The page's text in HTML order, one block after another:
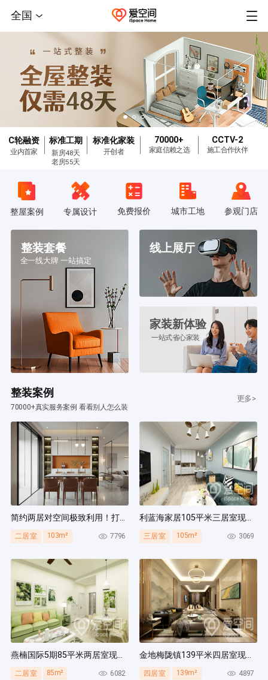
全国
C轮融资
业内首家
标准工期
新房48天
老房55天
标准化家装
开创者
70000+
家庭信赖之选
CCTV-2
施工合作伙伴
整屋案例 专属设计 免费报价 城市工地 参观门店
整装套餐
全一线大牌 一站搞定
线上展厅
家装新体验
一站式省心家装
整装案例
70000+真实服务案例 看看别人怎么装
更多>
简约两居对空间极致利用！打造多组通顶柜，整齐能装！
二居室 103m² 7796
利蓝海家居105平米三居室现代简约风装修案例
三居室 105m² 3069
燕楠国际5期85平米两居室现代简约风装修案例
二居室 85m² 6082
金地梅陇镇139平米四居室现代简约风装修案例
四居室 139m² 4897